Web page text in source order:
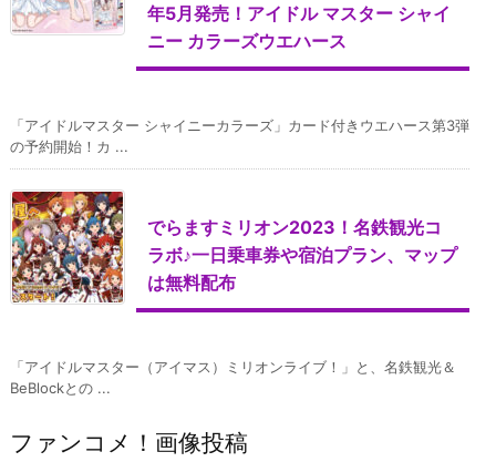
年5月発売！アイドル マスター シャイ
ニー カラーズウエハース
「アイドルマスター シャイニーカラーズ」カード付きウエハース第3弾
の予約開始！カ ...
でらますミリオン2023！名鉄観光コ
ラボ♪一日乗車券や宿泊プラン、マップ
は無料配布
「アイドルマスター（アイマス）ミリオンライブ！」と、名鉄観光＆
BeBlockとの ...
ファンコメ！画像投稿